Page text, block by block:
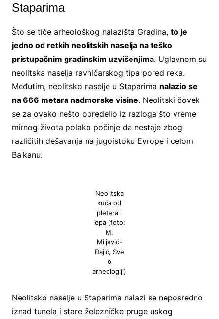
Staparima
Što se tiče arheološkog nalazišta Gradina, to je
jedno od retkih neolitskih naselja na teško
pristupačnim gradinskim uzvišenjima. Uglavnom su
neolitska naselja ravničarskog tipa pored reka.
Međutim, neolitsko naselje u Staparima nalazio se
na 666 metara nadmorske visine. Neolitski čovek
se za ovako nešto opredelio iz razloga što vreme
mirnog života polako počinje da nestaje zbog
različitih dešavanja na jugoistoku Evrope i celom
Balkanu.
Neolitska
kuća od
pletera i
lepa (foto:
M.
Miljević-
Đajić, Sve
o
arheologiji)
Neolitsko naselje u Staparima nalazi se neposredno
iznad tunela i stare železničke pruge uskog